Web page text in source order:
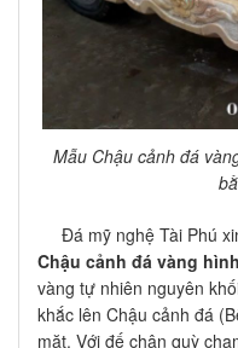
Mẫu Chậu cảnh đá
Đá mỹ nghệ Tài Phú
Chậu cảnh đá vàng
vàng tự nhiên nguyên
khắc lên Chậu cảnh đá
mặt. Với đế chân quỳ